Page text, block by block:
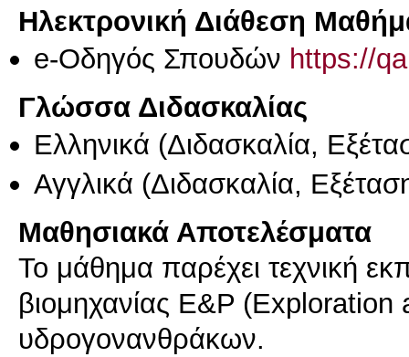
Ηλεκτρονική Διάθεση
e-Οδηγός Σπουδών https://
Γλώσσα Διδασκαλίας
Ελληνικά (Διδασκαλία,
Αγγλικά (Διδασκαλία,
Μαθησιακά Αποτελέσματα
Το μάθημα παρέχει τεχνική
βιομηχανίας E&P
υδρογονανθράκων.